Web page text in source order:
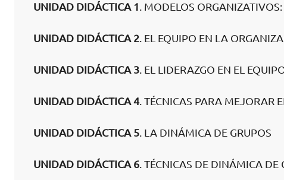
UNIDAD DIDÁCTICA 1. MODELOS
UNIDAD DIDÁCTICA 2. EL EQUIPO EN LA
UNIDAD DIDÁCTICA 3. EL LIDERAZGO EN EL
UNIDAD DIDÁCTICA 4. TÉCNICAS PARA MEJORAR
UNIDAD DIDÁCTICA 5. LA DINÁMICA DE GRUPOS
UNIDAD DIDÁCTICA 6. TÉCNICAS DE DINÁMICA DE